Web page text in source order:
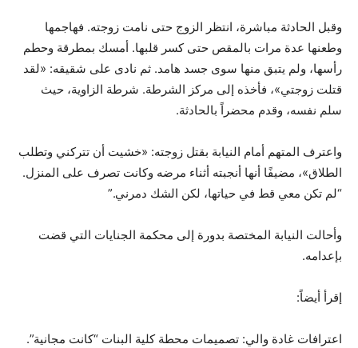
وقبل الحادثة مباشرة، انتظر الزوج حتى نامت زوجته. فهاجمها
وطعنها عدة مرات بالمقص حتى كسر قلبها. أمسك بمطرقة وحطم
رأسها، ولم يتبق منها سوى جسد هامد. ثم نادى على شقيقه: «لقد
قتلت زوجتي»، فأخذه إلى مركز الشرطة. شرطة الزاوية، حيث
سلم نفسه، وقدم محضراً بالحادثة.
واعترف المتهم أمام النيابة بقتل زوجته: «خشيت أن تتركني وتطلب
الطلاق»، مضيفًا أنها أنجبته أثناء مرضه وكانت تصرف على المنزل.
“لم تكن معي قط في حياتها، لكن الشك دمرني.”
وأحالت النيابة المختصة بدورة إلى محكمة الجنايات التي قضت
بإعدامه.
إقرأ أيضاً:
اعترافات غادة والي: تصميمات محطة كلية البنات “كانت مجانية”.